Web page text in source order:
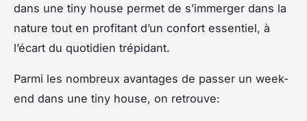
dans une tiny house permet de s’immerger dans la
nature tout en profitant d’un confort essentiel, à
l’écart du quotidien trépidant.
Parmi les nombreux avantages de passer un week-
end dans une tiny house, on retrouve: